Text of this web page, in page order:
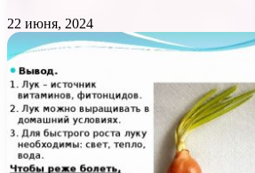
22 июня, 2024